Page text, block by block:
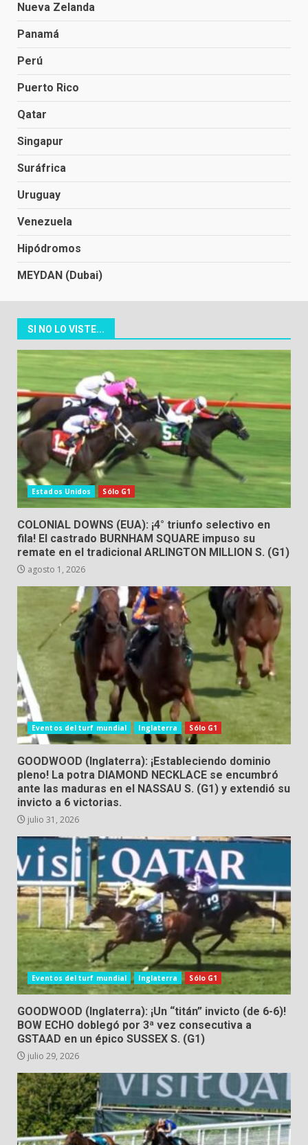
Nueva Zelanda
Panamá
Perú
Puerto Rico
Qatar
Singapur
Suráfrica
Uruguay
Venezuela
Hipódromos
MEYDAN (Dubai)
SI NO LO VISTE...
Estados Unidos Sólo G1
COLONIAL DOWNS (EUA): ¡4° triunfo selectivo en
fila! El castrado BURNHAM SQUARE impuso su
remate en el tradicional ARLINGTON MILLION S. (G1)
agosto 1, 2026
Eventos del turf mundial Inglaterra Sólo G1
GOODWOOD (Inglaterra): ¡Estableciendo dominio
pleno! La potra DIAMOND NECKLACE se encumbró
ante las maduras en el NASSAU S. (G1) y extendió su
invicto a 6 victorias.
julio 31, 2026
Eventos del turf mundial Inglaterra Sólo G1
GOODWOOD (Inglaterra): ¡Un “titán” invicto (de 6-6)!
BOW ECHO doblegó por 3ª vez consecutiva a
GSTAAD en un épico SUSSEX S. (G1)
julio 29, 2026